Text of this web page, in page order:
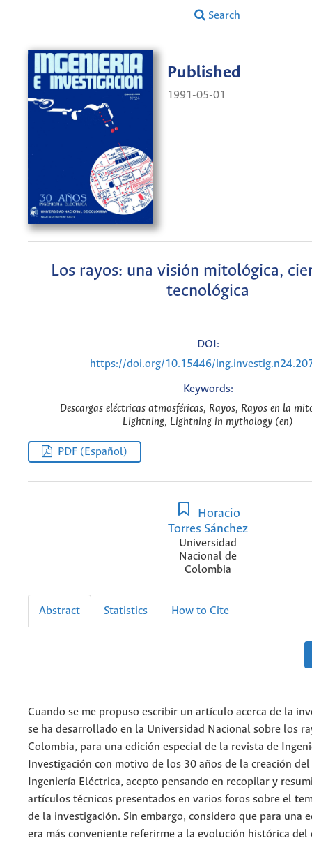
Search
Published
1991-05-01
Los rayos: una visión mitológica,
tecnológica
DOI:
https://doi.org/10.15446/
Keywords:
Descargas eléctricas atmosféricas, Rayos, Rayos en la
Lightning, Lightning in mythology (en)
PDF (Español)
Horacio
Torres Sánchez
Universidad
Nacional de
Colombia
Abstract Statistics How to Cite
Cuando se me propuso escribir un artículo acerca de la
se ha desarrollado en la Universidad Nacional sobre los
Colombia, para una edición especial de la revista de
Investigación con motivo de los 30 años de la creación
Ingeniería Eléctrica, acepto pensando en recopilar y
artículos técnicos presentados en varios foros sobre el
de la investigación. Sin embargo, considero que para una
era más conveniente referirme a la evolución histórica del